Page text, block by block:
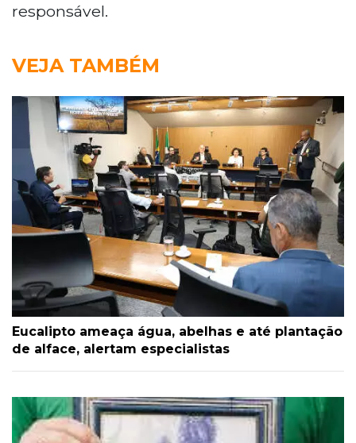
responsável.
VEJA TAMBÉM
Eucalipto ameaça água, abelhas e até plantação
de alface, alertam especialistas